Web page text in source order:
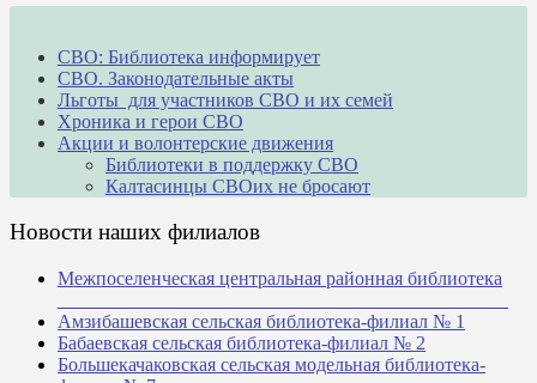
СВО: Библиотека информирует
СВО. Законодательные акты
Льготы для участников СВО и их семей
Хроника и герои СВО
Акции и волонтерские движения
Библиотеки в поддержку СВО
Калтасинцы СВОих не бросают
Новости наших филиалов
Межпоселенческая центральная районная библиотека
Амзибашевская сельская библиотека-филиал № 1
Бабаевская сельская библиотека-филиал № 2
Большекачаковская сельская модельная библиотека-